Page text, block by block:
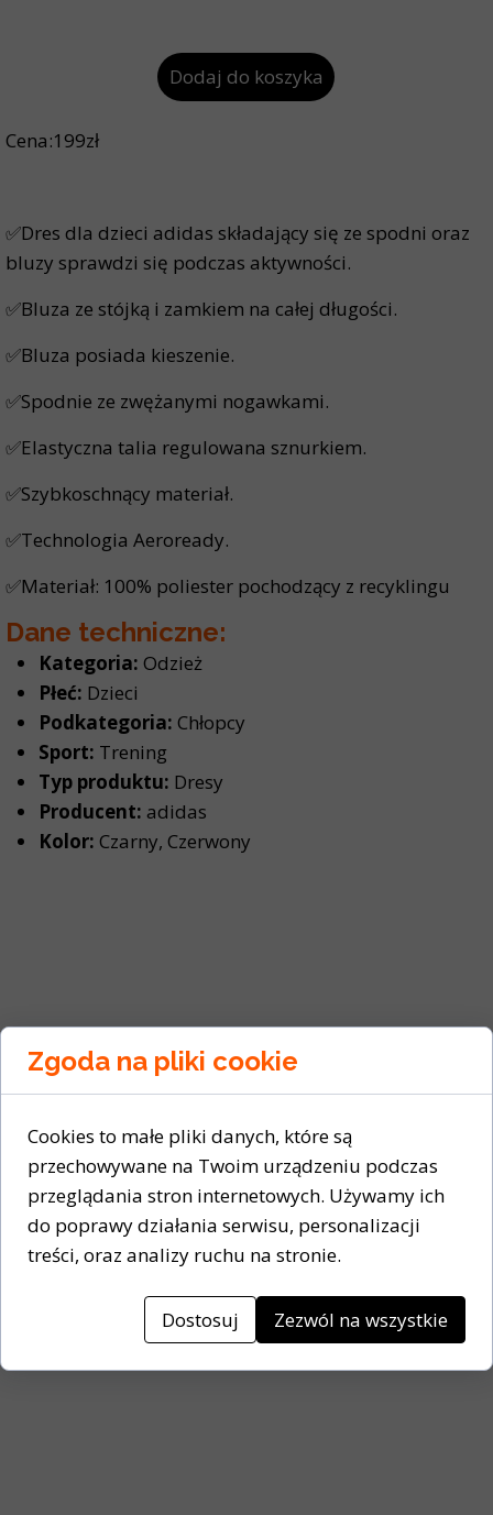
Cena:199zł
✅Dres dla dzieci adidas składający się ze spodni oraz
bluzy sprawdzi się podczas aktywności.
✅Bluza ze stójką i zamkiem na całej długości.
✅Bluza posiada kieszenie.
✅Spodnie ze zwężanymi nogawkami.
✅Elastyczna talia regulowana sznurkiem.
✅Szybkoschnący materiał.
✅Technologia Aeroready.
✅Materiał: 100% poliester pochodzący z recyklingu
Dane techniczne:
Kategoria: Odzież
Płeć: Dzieci
Podkategoria: Chłopcy
Sport: Trening
Typ produktu: Dresy
Producent: adidas
Kolor: Czarny, Czerwony
Dodaj do koszyka
Zgoda na pliki cookie
Cookies to małe pliki danych, które są
przechowywane na Twoim urządzeniu podczas
przeglądania stron internetowych. Używamy ich
do poprawy działania serwisu, personalizacji
treści, oraz analizy ruchu na stronie.
Dostosuj Zezwól na wszystkie